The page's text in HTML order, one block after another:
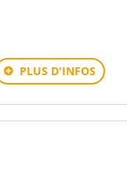
PLUS D'INFOS